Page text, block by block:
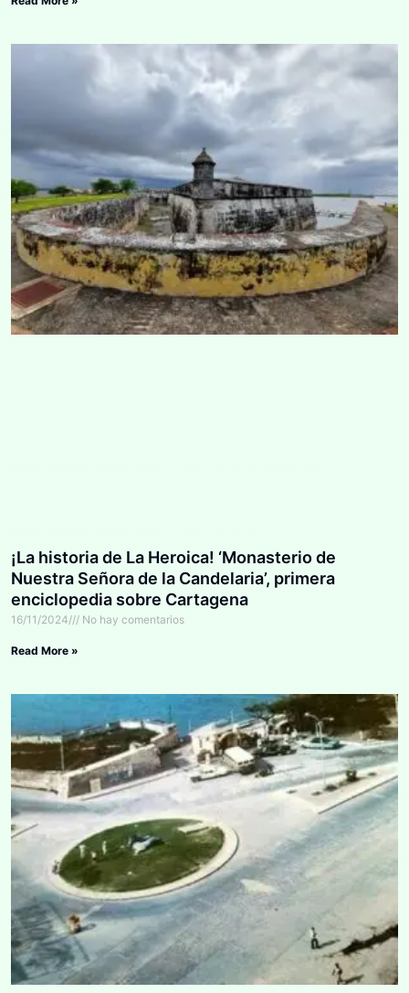
¡La historia de La Heroica! ‘Monasterio de
Nuestra Señora de la Candelaria’, primera
enciclopedia sobre Cartagena
16/11/2024 No hay comentarios
Read More »